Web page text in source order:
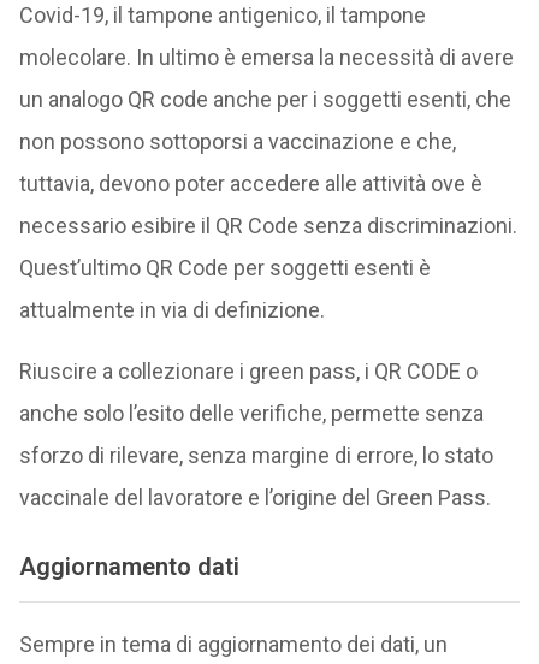
Covid-19, il tampone antigenico, il tampone
molecolare. In ultimo è emersa la necessità di avere
un analogo QR code anche per i soggetti esenti, che
non possono sottoporsi a vaccinazione e che,
tuttavia, devono poter accedere alle attività ove è
necessario esibire il QR Code senza discriminazioni.
Quest’ultimo QR Code per soggetti esenti è
attualmente in via di definizione.
Riuscire a collezionare i green pass, i QR CODE o
anche solo l’esito delle verifiche, permette senza
sforzo di rilevare, senza margine di errore, lo stato
vaccinale del lavoratore e l’origine del Green Pass.
Aggiornamento dati
Sempre in tema di aggiornamento dei dati, un